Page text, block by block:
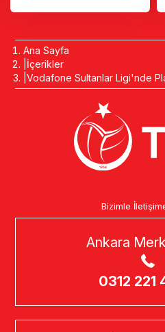
Ana Sayfa
İçerikler
Vodafone Sultanlar Ligi'nde
Bizimle
Ankara
0312 221